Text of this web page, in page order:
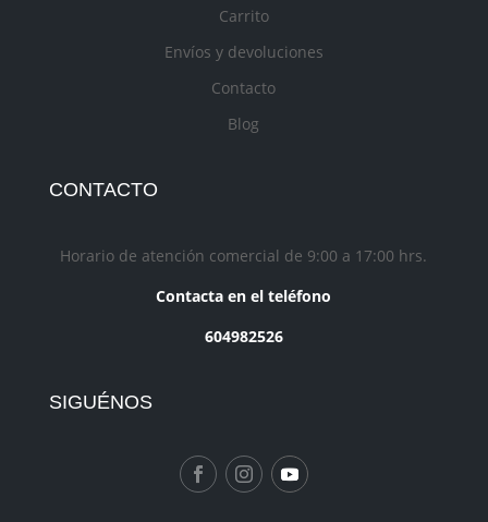
Carrito
Envíos y devoluciones
Contacto
Blog
CONTACTO
Horario de atención comercial de 9:00 a 17:00 hrs.
Contacta en el teléfono
604982526
SIGUÉNOS